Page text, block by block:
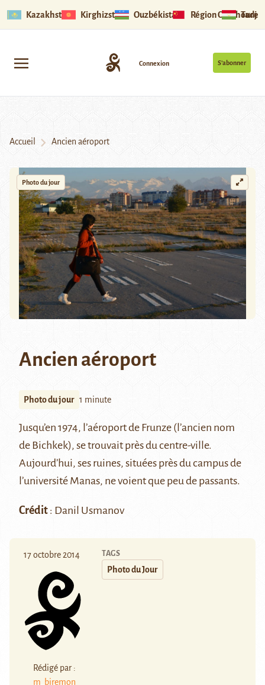
Kazakhstan Kirghizstan Ouzbékistan Région Ouïghoure
S’abonner
Connexion
Accueil Ancien aéroport
Photo du jour
Ancien aéroport
Photo du jour 1 minute
Jusqu’en 1974, l’aéroport de Frunze (l’ancien nom
de Bichkek), se trouvait près du centre-ville.
Aujourd’hui, ses ruines, situées près du campus de
l’université Manas, ne voient que peu de passants.
Crédit : Danil Usmanov
17 octobre 2014
Rédigé par :
m_biremon
TAGS
Photo du Jour